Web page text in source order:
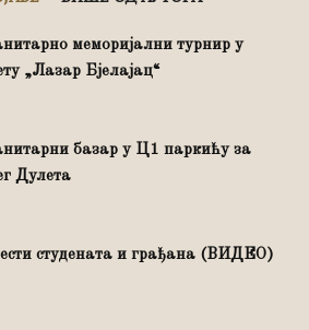
меморијални турнир у
„Лазар Бјелајац“
базар у Ц1 паркићу за
Дулета
студената и грађана (ВИДЕО)